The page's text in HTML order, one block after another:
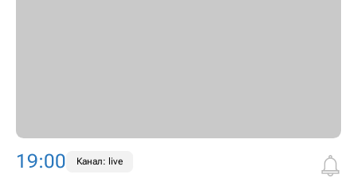
19:00 Канал: live